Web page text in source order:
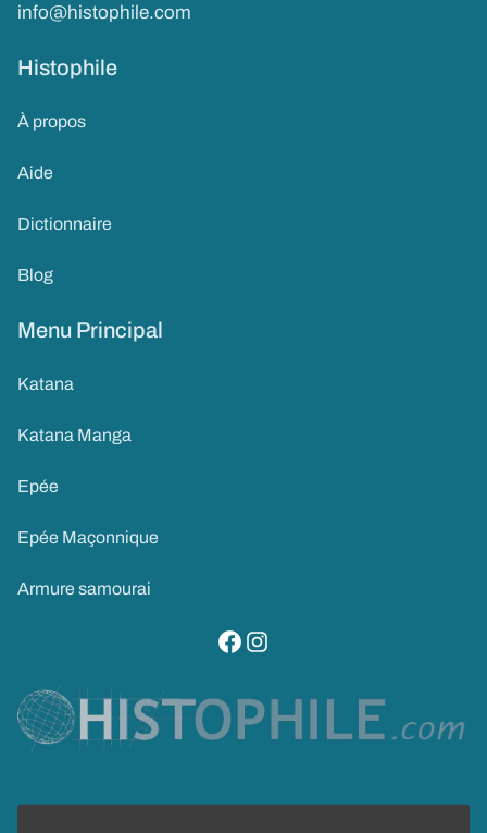
info@histophile.com
Histophile
À propos
Aide
Dictionnaire
Blog
Menu Principal
Katana
Katana Manga
Epée
Epée Maçonnique
Armure samourai
visitez notre page facebook
suivez notre compte instagram